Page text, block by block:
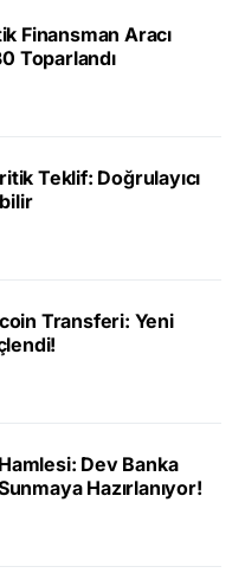
Finansman Aracı
Toparlandı
Teklif: Doğrulayıcı
Transferi: Yeni
Dev Banka
Hazırlanıyor!